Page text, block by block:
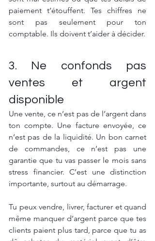
paiement t’étouffent. Tes chiffres ne
sont pas seulement pour ton
comptable. Ils doivent t’aider à décider.
3. Ne confonds pas
ventes et argent
disponible
Une vente, ce n’est pas de l’argent dans
ton compte. Une facture envoyée, ce
n’est pas de la liquidité. Un bon carnet
de commandes, ce n’est pas une
garantie que tu vas passer le mois sans
stress financier. C’est une distinction
importante, surtout au démarrage.
Tu peux vendre, livrer, facturer et quand
même manquer d’argent parce que tes
clients paient plus tard, parce que tu as